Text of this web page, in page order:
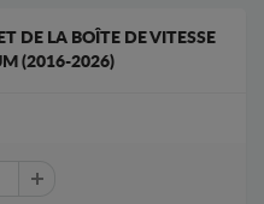
DE LA BOÎTE DE VITESSE
(2016-2026)